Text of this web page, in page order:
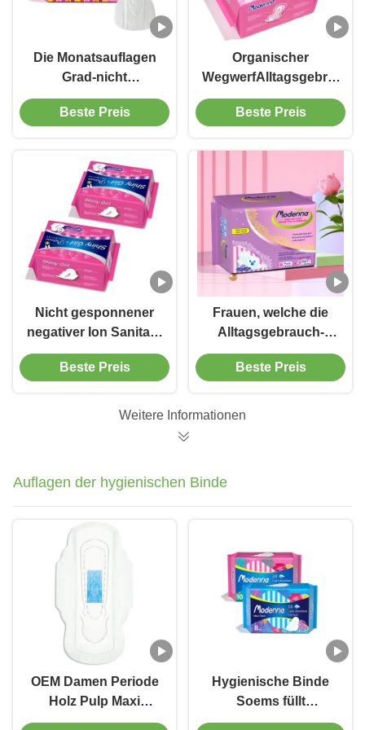
Die Monatsauflagen
Grad-nicht
gesponnenen
Damenbinde-
Beste Preis
Organischer
WegwerfAlltagsgebrauch-
gesundheitliche
Auflagen füllen
Absorption auf
Beste Preis
Nicht gesponnener
negativer Ion Sanitary
Napkin Organic
Disposable 240mm
Beste Preis
Frauen, welche die
Alltagsgebrauch-
gesundheitlichen
Auflagen Breathable
Wegwerfgewohnheit
Beste Preis
Weitere Informationen
Auflagen der hygienischen Binde
OEM Damen Periode
Holz Pulp Maxi
Sanitär Pad Frau
Hygienische Binde
Soems füllt
Breathable geflügelter